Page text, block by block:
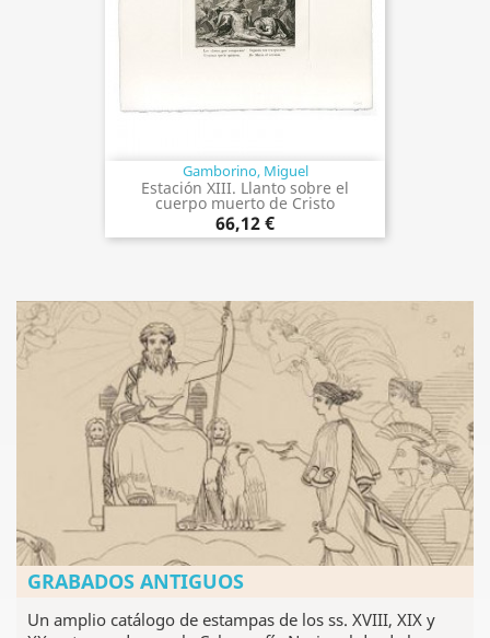
Gamborino, Miguel
Estación XIII. Llanto sobre el
cuerpo muerto de Cristo
66,12 €
GRABADOS ANTIGUOS
Un amplio catálogo de estampas de los ss. XVIII, XIX y